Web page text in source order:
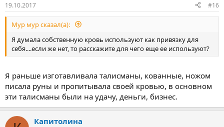
19.10.2017 #16
Мур мур сказал(а):
Я думала собственную кровь используют как привязку для
себя....если же нет, то расскажите для чего еще ее используют?
Я раньше изготавливала талисманы, кованные, ножом
писала руны и пропитывала своей кровью, в основном
эти талисманы были на удачу, деньги, бизнес.
Капитолина